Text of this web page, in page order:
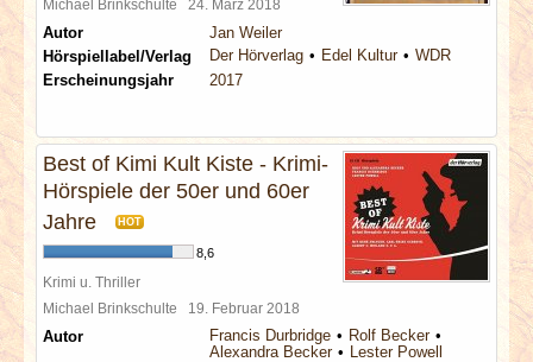
Michael Brinkschulte 24. März 2018
Autor
Jan Weiler
Hörspiellabel/Verlag
Der Hörverlag Edel Kultur
WDR
Erscheinungsjahr
2017
Best of Kimi Kult Kiste - Krimi-
Hörspiele der 50er und 60er
Jahre
HOT
8,6
Krimi u. Thriller
Michael Brinkschulte 19. Februar 2018
Autor Francis Durbridge
Rolf Becker
Alexandra Becker
Lester Powell